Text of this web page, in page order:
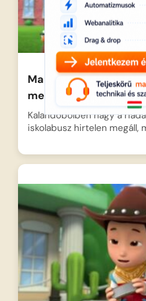
Mancs őrjárat – Az
megmentése
Kalandöbölben nagy a
iskolabusz hirtelen megáll,